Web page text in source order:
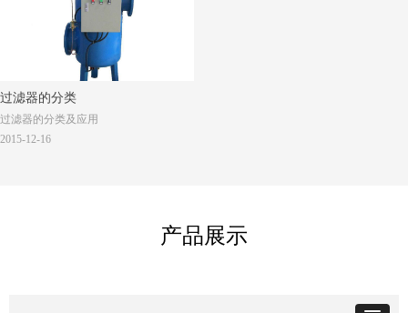
过滤器的分类
过滤器的分类及应用
2015-12-16
产品展示